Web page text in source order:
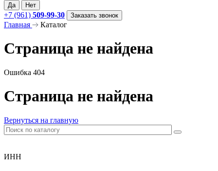
Да Нет
+7 (961) 509-99-30 Заказать звонок
Главная Каталог
Страница не найдена
Ошибка 404
Страница не найдена
Вернуться на главную
ИНН